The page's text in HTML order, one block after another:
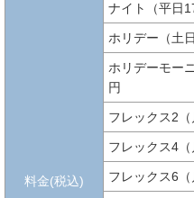
料金(税込)
ナイト（平日
ホリデー（土
ホリデーモー
円
フレックス2
フレックス4
フレックス6